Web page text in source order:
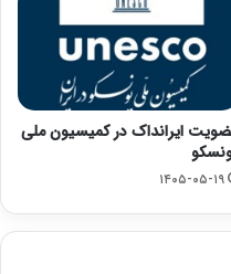
ایرانداک در کمیسیون ملی
۱۴۰۵-۰۵-۱۹